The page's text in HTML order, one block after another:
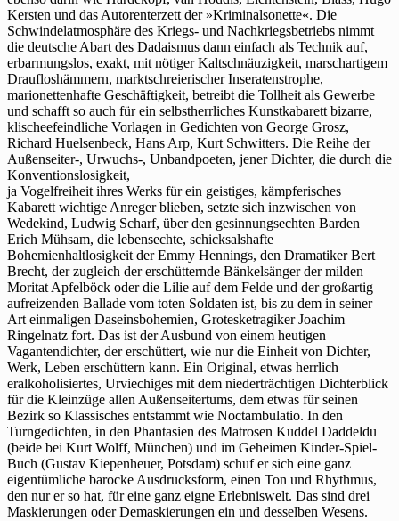
Kersten und das Autorenterzett der »Kriminalsonette«. Die
Schwindelatmosphäre des Kriegs- und Nachkriegsbetriebs nimmt
die deutsche Abart des Dadaismus dann einfach als Technik auf,
erbarmungslos, exakt, mit nötiger Kaltschnäuzigkeit, marschartigem
Draufloshämmern, marktschreierischer Inseratenstrophe,
marionettenhafte Geschäftigkeit, betreibt die Tollheit als Gewerbe
und schafft so auch für ein selbstherrliches Kunstkabarett bizarre,
klischeefeindliche Vorlagen in Gedichten von George Grosz,
Richard Huelsenbeck, Hans Arp, Kurt Schwitters. Die Reihe der
Außenseiter-, Urwuchs-, Unbandpoeten, jener Dichter, die durch die
Konventionslosigkeit,
ja Vogelfreiheit ihres Werks für ein geistiges, kämpferisches
Kabarett wichtige Anreger blieben, setzte sich inzwischen von
Wedekind, Ludwig Scharf, über den gesinnungsechten Barden
Erich Mühsam, die lebensechte, schicksalshafte
Bohemienhaltlosigkeit der Emmy Hennings, den Dramatiker Bert
Brecht, der zugleich der erschütternde Bänkelsänger der milden
Moritat Apfelböck oder die Lilie auf dem Felde und der großartig
aufreizenden Ballade vom toten Soldaten ist, bis zu dem in seiner
Art einmaligen Daseinsbohemien, Grotesketragiker Joachim
Ringelnatz fort. Das ist der Ausbund von einem heutigen
Vagantendichter, der erschüttert, wie nur die Einheit von Dichter,
Werk, Leben erschüttern kann. Ein Original, etwas herrlich
eralkoholisiertes, Urviechiges mit dem niederträchtigen Dichterblick
für die Kleinzüge allen Außenseitertums, dem etwas für seinen
Bezirk so Klassisches entstammt wie Noctambulatio. In den
Turngedichten, in den Phantasien des Matrosen Kuddel Daddeldu
(beide bei Kurt Wolff, München) und im Geheimen Kinder-Spiel-
Buch (Gustav Kiepenheuer, Potsdam) schuf er sich eine ganz
eigentümliche barocke Ausdrucksform, einen Ton und Rhythmus,
den nur er so hat, für eine ganz eigne Erlebniswelt. Das sind drei
Maskierungen oder Demaskierungen ein und desselben Wesens.